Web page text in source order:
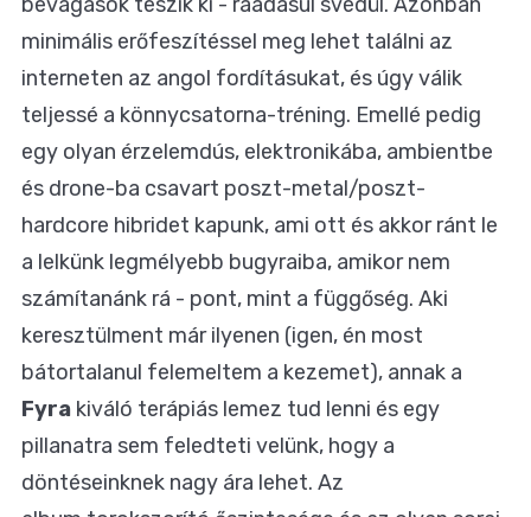
minimális erőfeszítéssel meg lehet találni az
interneten az angol fordításukat, és úgy válik
teljessé a könnycsatorna-tréning. Emellé pedig
egy olyan érzelemdús, elektronikába, ambientbe
és drone-ba csavart poszt-metal/poszt-
hardcore hibridet kapunk, ami ott és akkor ránt le
a lelkünk legmélyebb bugyraiba, amikor nem
számítanánk rá - pont, mint a függőség. Aki
keresztülment már ilyenen (igen, én most
bátortalanul felemeltem a kezemet), annak a
Fyra kiváló terápiás lemez tud lenni és egy
pillanatra sem feledteti velünk, hogy a
döntéseinknek nagy ára lehet. Az